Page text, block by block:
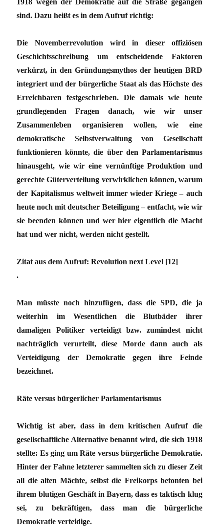
sind. Dazu heißt es in dem Aufruf richtig:
Die Novemberrevolution wird in dieser offiziösen
Geschichtsschreibung um entscheidende Faktoren
verkürzt, in den Gründungsmythos der heutigen BRD
integriert und der bürgerliche Staat als das Höchste des
Erreichbaren festgeschrieben. Die damals wie heute
grundlegenden Fragen danach, wie wir unser
Zusammenleben organisieren wollen, wie eine
demokratische Selbstverwaltung von Gesellschaft
funktionieren könnte, die über den Parlamentarismus
hinausgeht, wie wir eine vernünftige Produktion und
gerechte Güterverteilung verwirklichen können, warum
der Kapitalismus weltweit immer wieder Kriege – auch
heute noch mit deutscher Beteiligung – entfacht, wie wir
sie beenden können und wer hier eigentlich die Macht
hat und wer nicht, werden nicht gestellt.
Zitat aus dem Aufruf: Revolution next Level [12]
.
Man müsste noch hinzufügen, dass die SPD, die ja
weiterhin im Wesentlichen die Blutbäder ihrer
damaligen Politiker verteidigt bzw. zumindest nicht
nachträglich verurteilt, diese Morde dann auch als
Verteidigung der Demokratie gegen ihre Feinde
bezeichnet.
Räte versus bürgerlicher Parlamentarismus
Wichtig ist aber, dass in dem kritischen Aufruf die
gesellschaftliche Alternative benannt wird, die sich 1918
stellte: Es ging um Räte versus bürgerliche Demokratie.
Hinter der Fahne letzterer sammelten sich zu dieser Zeit
all die alten Mächte, selbst die Freikorps betonten bei
ihrem blutigen Geschäft in Bayern, dass es taktisch klug
sei, zu bekräftigen, dass man die bürgerliche
Demokratie verteidige.